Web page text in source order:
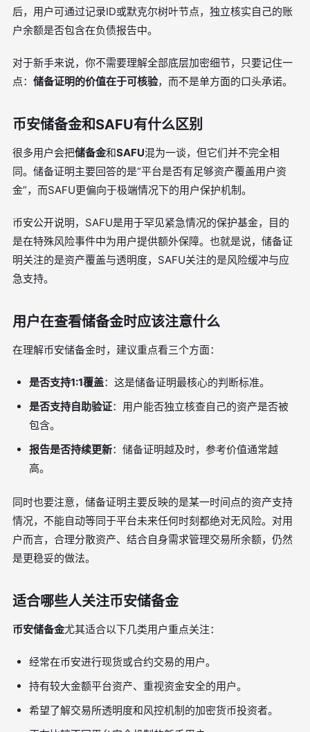
后，用户可通过记录ID或默克尔树叶节点，独立核实自己的账
户余额是否包含在负债报告中。
对于新手来说，你不需要理解全部底层加密细节，只要记住一
点： 储备证明的价值在于可核验，而不是单方面的口头承诺。
币安储备金和SAFU有什么区别
很多用户会把储备金和SAFU混为一谈，但它们并不完全相
同。储备证明主要回答的是“平台是否有足够资产覆盖用户资
金”，而SAFU更偏向于极端情况下的用户保护机制。
币安公开说明，SAFU是用于罕见紧急情况的保护基金，目的
是在特殊风险事件中为用户提供额外保障。也就是说，储备证
明关注的是资产覆盖与透明度，SAFU关注的是风险缓冲与应
急支持。
用户在查看储备金时应该注意什么
在理解币安储备金时，建议重点看三个方面：
是否支持1:1覆盖：这是储备证明最核心的判断标准。
是否支持自助验证：用户能否独立核查自己的资产是否被
包含。
报告是否持续更新：储备证明越及时，参考价值通常越
高。
同时也要注意，储备证明主要反映的是某一时间点的资产支持
情况，不能自动等同于平台未来任何时刻都绝对无风险。对用
户而言，合理分散资产、结合自身需求管理交易所余额，仍然
是更稳妥的做法。
适合哪些人关注币安储备金
币安储备金尤其适合以下几类用户重点关注：
经常在币安进行现货或合约交易的用户。
持有较大金额平台资产、重视资金安全的用户。
希望了解交易所透明度和风控机制的加密货币投资者。